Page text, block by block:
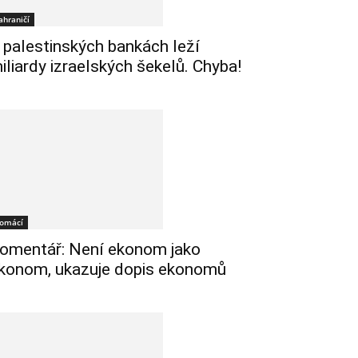
palestinských bankách leží
izraelských šekelů. Chyba!
Není ekonom jako
ukazuje dopis ekonomů